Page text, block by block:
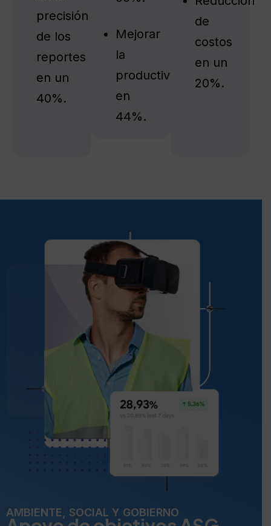
precisión
de los
reportes
en un
40%.
Mejorar
la
productividad
en
44%.
de
costos
en un
20%.
AMBIENTE, SOCIAL Y GOBIERNO